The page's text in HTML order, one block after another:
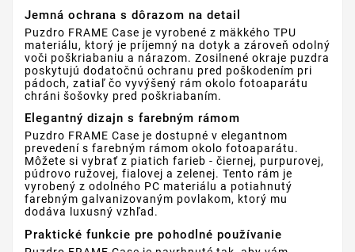
Jemná ochrana s dôrazom na detail
Puzdro FRAME Case je vyrobené z mäkkého TPU
materiálu, ktorý je príjemný na dotyk a zároveň odolný
voči poškriabaniu a nárazom. Zosilnené okraje puzdra
poskytujú dodatočnú ochranu pred poškodením pri
pádoch, zatiaľ čo vyvýšený rám okolo fotoaparátu
chráni šošovky pred poškriabaním.
Elegantný dizajn s farebným rámom
Puzdro FRAME Case je dostupné v elegantnom
prevedení s farebným rámom okolo fotoaparátu.
Môžete si vybrať z piatich farieb - čiernej, purpurovej,
púdrovo ružovej, fialovej a zelenej. Tento rám je
vyrobený z odolného PC materiálu a potiahnutý
farebným galvanizovaným povlakom, ktorý mu
dodáva luxusný vzhľad.
Praktické funkcie pre pohodlné používanie